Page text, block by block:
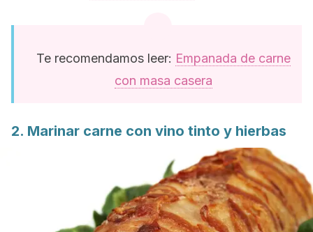
Te recomendamos leer: Empanada de carne
con masa casera
2. Marinar carne con vino tinto y hierbas